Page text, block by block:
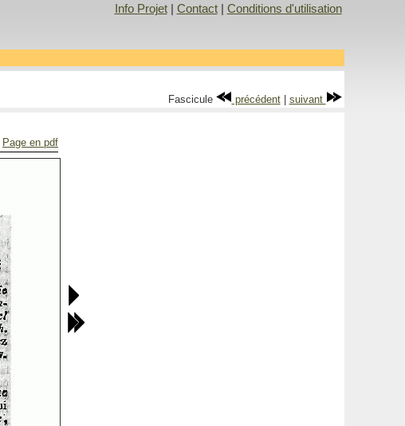
Info Projet| Contact| Conditions d'utilisation
Fascicule précédent| suivant
Page en pdf